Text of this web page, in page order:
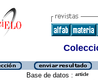
Base de datos : article